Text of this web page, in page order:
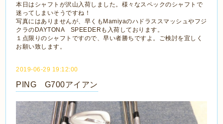
本日はシャフトが沢山入荷しました。様々なスペックのシャフトで
迷ってしまいそうですね！
写真にはありませんが、早くもMamiyaのハドラススマッシュやフジ
クラのDAYTONA SPEEDERも入荷しております。
１点限りのシャフトですので、早い者勝ちですよ。ご検討を宜しく
お願い致します。
2019-06-29 19:12:00
PING G700アイアン